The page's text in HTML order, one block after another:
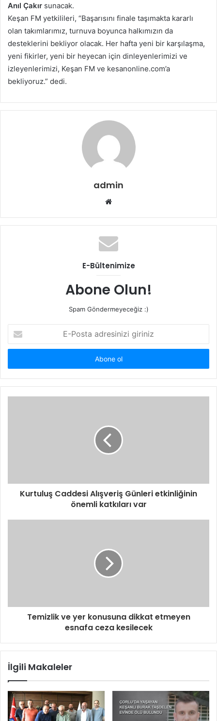
Anıl Çakır sunacak.
Keşan FM yetkilileri, “Başarısını finale taşımakta kararlı
olan takımlarımız, turnuva boyunca halkımızın da
desteklerini bekliyor olacak. Her hafta yeni bir karşılaşma,
yeni fikirler, yeni bir heyecan için dinleyenlerimizi ve
izleyenlerimizi, Keşan FM ve kesanonline.com’a
bekliyoruz.” dedi.
admin
Web
E-Bültenimize
Abone Olun!
Spam Göndermeyeceğiz :)
Posta
adresinizi
Kurtuluş Caddesi Alışveriş Günleri etkinliğinin
önemli katkıları var
Temizlik ve yer konusuna dikkat etmeyen
esnafa ceza kesilecek
İlgili Makaleler